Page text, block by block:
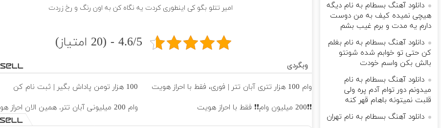
امیر تتلو بگو کی اینطوری کردت یه نگاه کن به اون رنگ و رخ زردت
4.6/5 - (20 امتیاز)
وبگردی
وام 100 هزار تتری آبان تتر | فوری، فقط با احراز هویت
100 هزار تومن پاداش بگیر | ثبت نام کن
❗❗200 میلیون وام❗❗ فقط با احراز هویت
وام 200 میلیونی آبان تتر. همین الان احراز هویت کن!
دانلود آهنگ بسطام به نام دیگه
هیچی نمیده کیف به من دوست
دارم یه مدت و برم غیب بشم
دانلود آهنگ بسطام به نام بغلم
کن حتی تو خوابم شده شونتو
بالش بکن واسم خودت
دانلود آهنگ بسطام به نام
میدونم دور توام آدم پره ولی
قلبت نمیتونه باهام قهر کنه
دانلود آهنگ بسطام به نام تهران